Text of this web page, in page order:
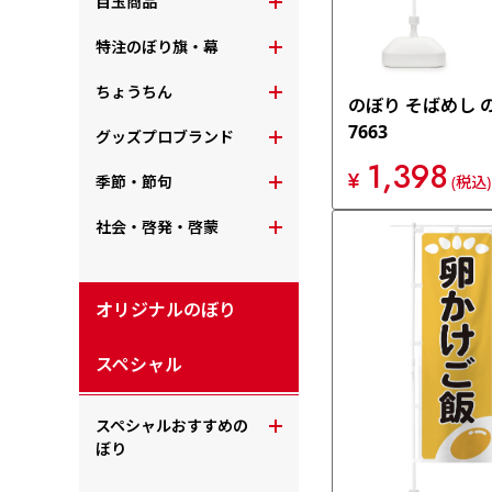
特注のぼり旗・幕
ちょうちん
グッズプロブランド
季節・節句
社会・啓発・啓蒙
オリジナルのぼり
スペシャル
スペシャルおすすめの
ぼり
のぼり そばめし
7663
¥ 1,398 (税込)